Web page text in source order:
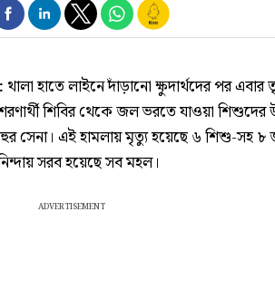
থালা হাতে লাইনে দাঁড়ানো ক্ষুদার্থদের পর এবার
শিবির থেকে জল ভরতে যাওয়া
সেনা। এই হামলায় মৃত্যু হয়েছে ৬ শিশু-সহ
সরব হয়েছে সব মহল।
ADVERTISEMENT